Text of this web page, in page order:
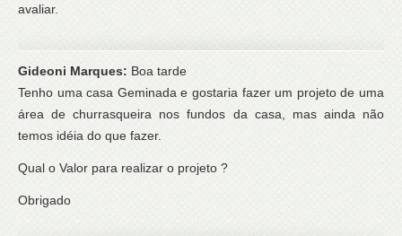
avaliar.
Gideoni Marques: Boa tarde
Tenho uma casa Geminada e gostaria fazer um projeto de uma
área de churrasqueira nos fundos da casa, mas ainda não
temos idéia do que fazer.
Qual o Valor para realizar o projeto ?
Obrigado